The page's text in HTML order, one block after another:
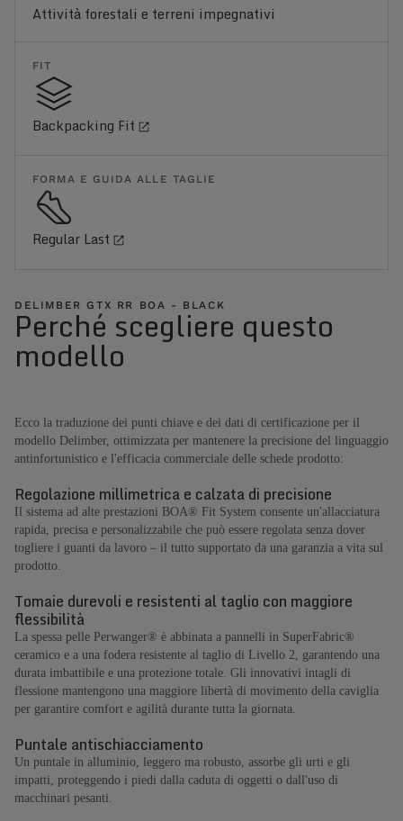
Attività forestali e terreni impegnativi
FIT
Backpacking Fit
FORMA E GUIDA ALLE TAGLIE
Regular Last
DELIMBER GTX RR BOA - BLACK
Perché scegliere questo
modello
Ecco la traduzione dei punti chiave e dei dati di certificazione per il
modello Delimber, ottimizzata per mantenere la precisione del linguaggio
antinfortunistico e l'efficacia commerciale delle schede prodotto:
Regolazione millimetrica e calzata di precisione
Il sistema ad alte prestazioni BOA® Fit System consente un'allacciatura
rapida, precisa e personalizzabile che può essere regolata senza dover
togliere i guanti da lavoro – il tutto supportato da una garanzia a vita sul
prodotto.
Tomaie durevoli e resistenti al taglio con maggiore
flessibilità
La spessa pelle Perwanger® è abbinata a pannelli in SuperFabric®
ceramico e a una fodera resistente al taglio di Livello 2, garantendo una
durata imbattibile e una protezione totale. Gli innovativi intagli di
flessione mantengono una maggiore libertà di movimento della caviglia
per garantire comfort e agilità durante tutta la giornata.
Puntale antischiacciamento
Un puntale in alluminio, leggero ma robusto, assorbe gli urti e gli
impatti, proteggendo i piedi dalla caduta di oggetti o dall'uso di
macchinari pesanti.